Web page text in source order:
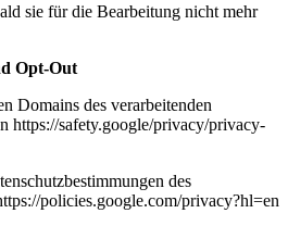
sie für die Bearbeitung nicht mehr
Opt-Out
Domains des verarbeitenden
https://safety.google/privacy/privacy-
des
policies.google.com/privacy?hl=en